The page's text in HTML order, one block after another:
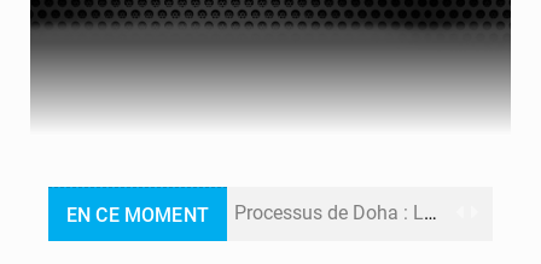
EN CE MOMENT Processus de Doha : La RDC libère 15 prisonniers et réaffirme sa détermination à respecter ses engagements